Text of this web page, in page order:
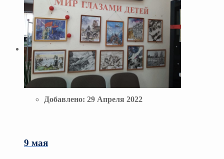
Добавлено: 29 Апреля 2022
9 мая